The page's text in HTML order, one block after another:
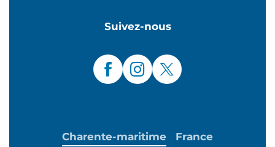
Suivez-nous
Charente-maritime France